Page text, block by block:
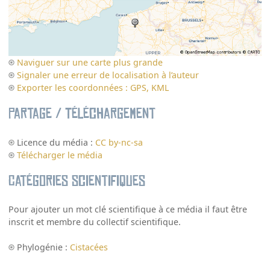
Naviguer sur une carte plus grande
Signaler une erreur de localisation à l’auteur
Exporter les coordonnées : GPS, KML
Partage / Téléchargement
Licence du média : CC by-nc-sa
Télécharger le média
Catégories scientifiques
Pour ajouter un mot clé scientifique à ce média il faut être
inscrit et membre du collectif scientifique.
Phylogénie : Cistacées